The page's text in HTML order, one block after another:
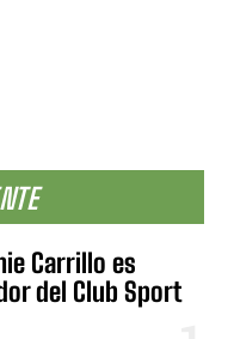
Carrillo es
del Club Sport